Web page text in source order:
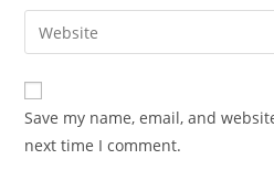
comment
email
address
comment
Enter
your
website
URL
(optional)
Save my name, email, and
next time I comment.